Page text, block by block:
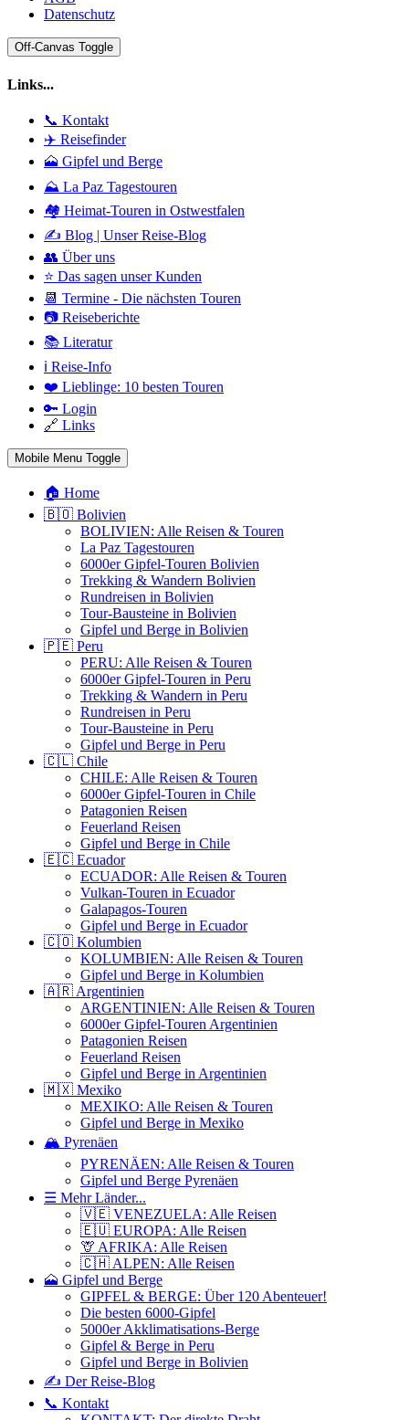
Datenschutz
Off-Canvas Toggle
Links...
📞 Kontakt
✈️ Reisefinder
🗻 Gipfel und Berge
⛰️ La Paz Tagestouren
🏘️ Heimat-Touren in Ostwestfalen
✍️ Blog | Unser Reise-Blog
👥 Über uns
⭐ Das sagen unser Kunden
📆 Termine - Die nächsten Touren
📷 Reiseberichte
📚 Literatur
ℹ️ Reise-Info
❤️ Lieblinge: 10 besten Touren
🔑 Login
🔗 Links
Mobile Menu Toggle
🏠 Home
🇧🇴 Bolivien
BOLIVIEN: Alle Reisen & Touren
La Paz Tagestouren
6000er Gipfel-Touren Bolivien
Trekking & Wandern Bolivien
Rundreisen in Bolivien
Tour-Bausteine in Bolivien
Gipfel und Berge in Bolivien
🇵🇪 Peru
PERU: Alle Reisen & Touren
6000er Gipfel-Touren in Peru
Trekking & Wandern in Peru
Rundreisen in Peru
Tour-Bausteine in Peru
Gipfel und Berge in Peru
🇨🇱 Chile
CHILE: Alle Reisen & Touren
6000er Gipfel-Touren in Chile
Patagonien Reisen
Feuerland Reisen
Gipfel und Berge in Chile
🇪🇨 Ecuador
ECUADOR: Alle Reisen & Touren
Vulkan-Touren in Ecuador
Galapagos-Touren
Gipfel und Berge in Ecuador
🇨🇴 Kolumbien
KOLUMBIEN: Alle Reisen & Touren
Gipfel und Berge in Kolumbien
🇦🇷 Argentinien
ARGENTINIEN: Alle Reisen & Touren
6000er Gipfel-Touren Argentinien
Patagonien Reisen
Feuerland Reisen
Gipfel und Berge in Argentinien
🇲🇽 Mexiko
MEXIKO: Alle Reisen & Touren
Gipfel und Berge in Mexiko
🏔️ Pyrenäen
PYRENÄEN: Alle Reisen & Touren
Gipfel und Berge Pyrenäen
☰ Mehr Länder...
🇻🇪 VENEZUELA: Alle Reisen
🇪🇺 EUROPA: Alle Reisen
🦒 AFRIKA: Alle Reisen
🇨🇭 ALPEN: Alle Reisen
🗻 Gipfel und Berge
GIPFEL & BERGE: Über 120 Abenteuer!
Die besten 6000-Gipfel
5000er Akklimatisations-Berge
Gipfel & Berge in Peru
Gipfel und Berge in Bolivien
✍️ Der Reise-Blog
📞 Kontakt